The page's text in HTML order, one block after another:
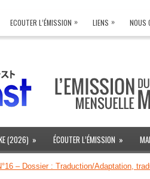
ECOUTER L’ÉMISSION » LIENS » NOUS
(2026) » ÉCOUTER L’ÉMISSION »
– Dossier : Traduction/Adaptation,